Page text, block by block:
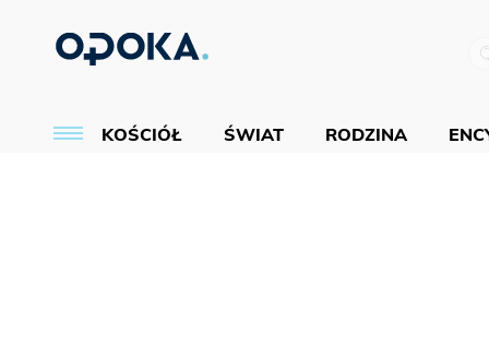
KOŚCIÓŁ ŚWIAT RODZINA